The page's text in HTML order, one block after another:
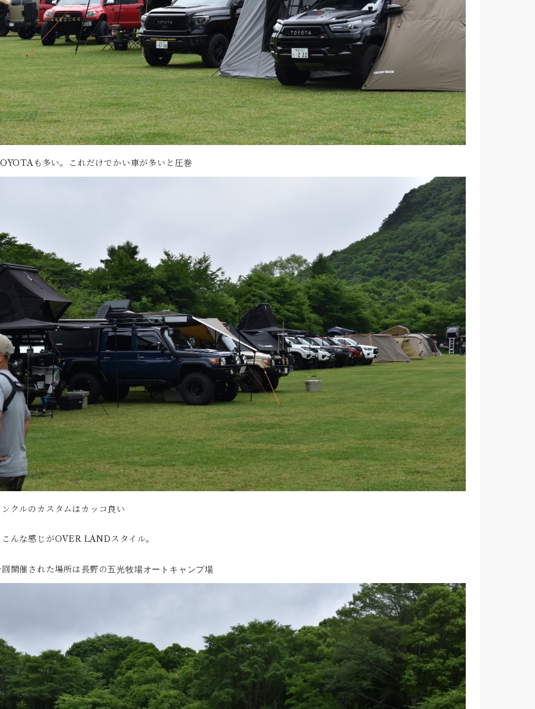
も多い。これだけでかい車が多いと圧巻
クルのカスタムはカッコ良い
んな感じがOVER LANDスタイル。
開催された場所は長野の五光牧場オートキャンプ場